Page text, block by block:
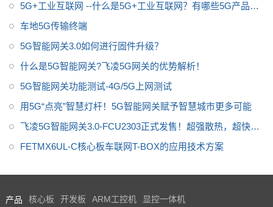
慧城市、智慧医疗等领域，关于
传感器数据采集、网络摄像头图
像采集、数据的处理、存储、5G
5G+工业互联网 --什么是5G+工业互联网？有哪些5G产品可
推荐？
车地5G传输终端
5G智能网关3.0如何进行固件升级？
什么是5G智能网关?飞凌5G网关的优势解析！
5G智能网关功能测试-4G/5G上网测试
用5G“点亮”智慧灯杆！5G智能网关赋予智慧城市更多可能
飞凌5G智能网关3.0-FCU2303正式发售！超强散热，超快升
级，超级稳定！
FETMX6UL-C核心板车联网T-BOX的应用技术方案
产品 核心板 开发板 ARM工控机 显控一体机